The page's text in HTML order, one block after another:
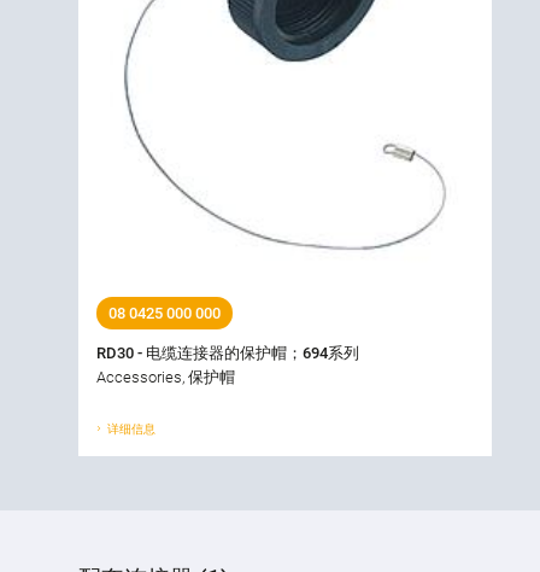
08 0425 000 000
RD30 - 电缆连接器的保护帽；694系列
Accessories, 保护帽
详细信息